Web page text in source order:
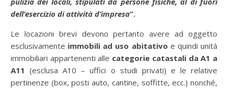
dell’esercizio di attività d’impresa”.
Le locazioni brevi devono pertanto avere ad oggetto
esclusivamente immobili ad uso abitativo e quindi unità
immobiliari appartenenti alle categorie catastali da A1 a
A11 (esclusa A10 – uffici o studi privati) e le relative
pertinenze (box, posti auto, cantine, soffitte, ecc.) nonché,